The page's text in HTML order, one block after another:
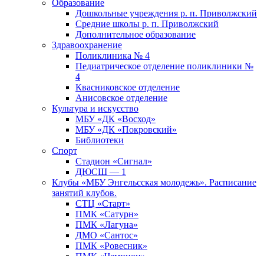
Образование
Дошкольные учреждения р. п. Приволжский
Средние школы р. п. Приволжский
Дополнительное образование
Здравоохранение
Поликлиника № 4
Педиатрическое отделение поликлиники №
4
Квасниковское отделение
Анисовское отделение
Культура и искусство
МБУ «ДК «Восход»
МБУ «ДК «Покровский»
Библиотеки
Спорт
Стадион «Сигнал»
ДЮСШ — 1
Клубы «МБУ Энгельсская молодежь». Расписание
занятий клубов.
СТЦ «Старт»
ПМК «Сатурн»
ПМК «Лагуна»
ДМО «Сантос»
ПМК «Ровесник»